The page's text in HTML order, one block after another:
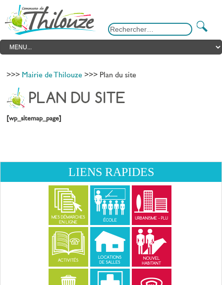
>>> Mairie de Thilouze >>> Plan du site
PLAN DU SITE
[wp_sitemap_page]
LIENS RAPIDES